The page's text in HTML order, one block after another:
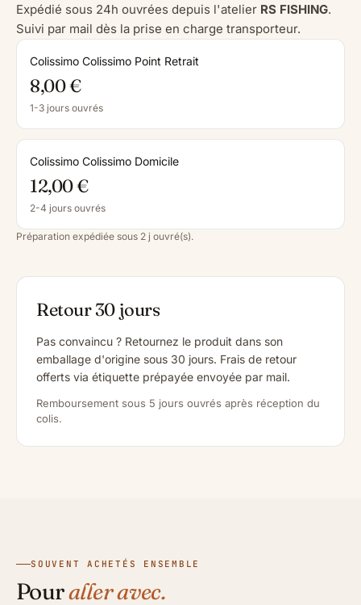
Expédié sous 24h ouvrées depuis l'atelier RS FISHING.
Suivi par mail dès la prise en charge transporteur.
Colissimo Colissimo Point Retrait
8,00 €
1-3 jours ouvrés
Colissimo Colissimo Domicile
12,00 €
2-4 jours ouvrés
Préparation expédiée sous 2 j ouvré(s).
Retour 30 jours
Pas convaincu ? Retournez le produit dans son
emballage d'origine sous 30 jours. Frais de retour
offerts via étiquette prépayée envoyée par mail.
Remboursement sous 5 jours ouvrés après réception du
colis.
SOUVENT ACHETÉS ENSEMBLE
Pouraller avec.